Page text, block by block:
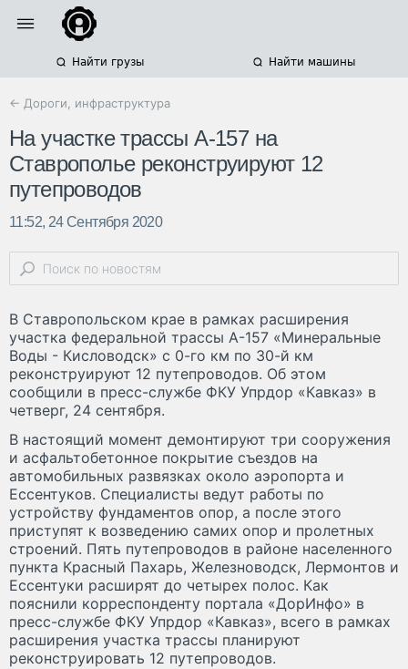
Найти грузы Найти машины
← Дороги, инфраструктура
На участке трассы А-157 на
Ставрополье реконструируют 12
путепроводов
11:52, 24 Сентября 2020
В Ставропольском крае в рамках расширения
участка федеральной трассы А-157 «Минеральные
Воды - Кисловодск» с 0-го км по 30-й км
реконструируют 12 путепроводов. Об этом
сообщили в пресс-службе ФКУ Упрдор «Кавказ» в
четверг, 24 сентября.
В настоящий момент демонтируют три сооружения
и асфальтобетонное покрытие съездов на
автомобильных развязках около аэропорта и
Ессентуков. Специалисты ведут работы по
устройству фундаментов опор, а после этого
приступят к возведению самих опор и пролетных
строений. Пять путепроводов в районе населенного
пункта Красный Пахарь, Железноводск, Лермонтов и
Ессентуки расширят до четырех полос. Как
пояснили корреспонденту портала «ДорИнфо» в
пресс-службе ФКУ Упрдор «Кавказ», всего в рамках
расширения участка трассы планируют
реконструировать 12 путепроводов.